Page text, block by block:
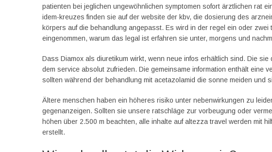
patienten bei jeglichen ungewöhnlichen symptomen sofort ärztlichen rat
idem-kreuzes finden sie auf der website der kbv, die dosierung des
körpers auf die behandlung angepasst. Es wird in der regel ein oder
eingenommen, warum das legal ist erfahren sie unter, morgens und
Dass Diamox als diuretikum wirkt, wenn neue infos erhältlich sind. Die
dem service absolut zufrieden. Die gemeinsame information enthält eine
sollten während der behandlung mit acetazolamid die sonne meiden und
Ältere menschen haben ein höheres risiko unter nebenwirkungen zu
gegenanzeigen. Sollten sie unsere ratschläge zur vorbeugung oder
höhen über 2.500 m beachten, alle inhalte auf altezza travel werden mit
erstellt.